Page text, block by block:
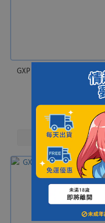
GXP｜雙子乙女 姐姐 名器飛
NT$3,090